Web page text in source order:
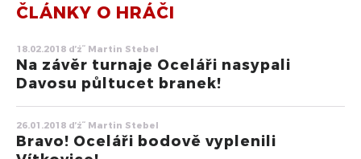
ČLÁNKY O HRÁČI
18.02.2018 ďż˝ Martin Stebel
Na závěr turnaje Oceláři nasypali
Davosu půltucet branek!
26.01.2018 ďż˝ Martin Stebel
Bravo! Oceláři bodově vyplenili